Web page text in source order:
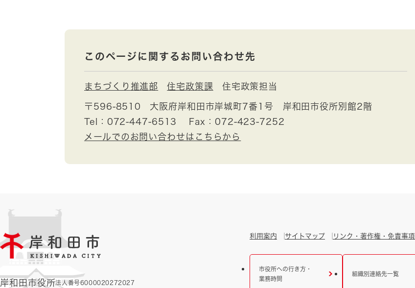
このページに関するお問い合わせ先
まちづくり推進部 住宅政策課 住宅政策担当
〒596-8510
大阪府岸和田市岸城町7番1号 岸和田市役所別館2階
Tel：072-447-6513
Fax：072-423-7252
メールでのお問い合わせはこちらから
岸和田市役所法人番号6000020272027
利用案内 サイトマップ リンク・著作権・免責事項
市役所への行き方・
業務時間
組織別連絡先一覧